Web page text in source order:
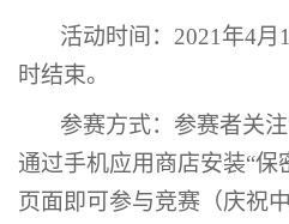
活动时间：2021年4月
时结束。
参赛方式：参赛者关注
通过手机应用商店安装“保
页面即可参与竞赛（庆祝